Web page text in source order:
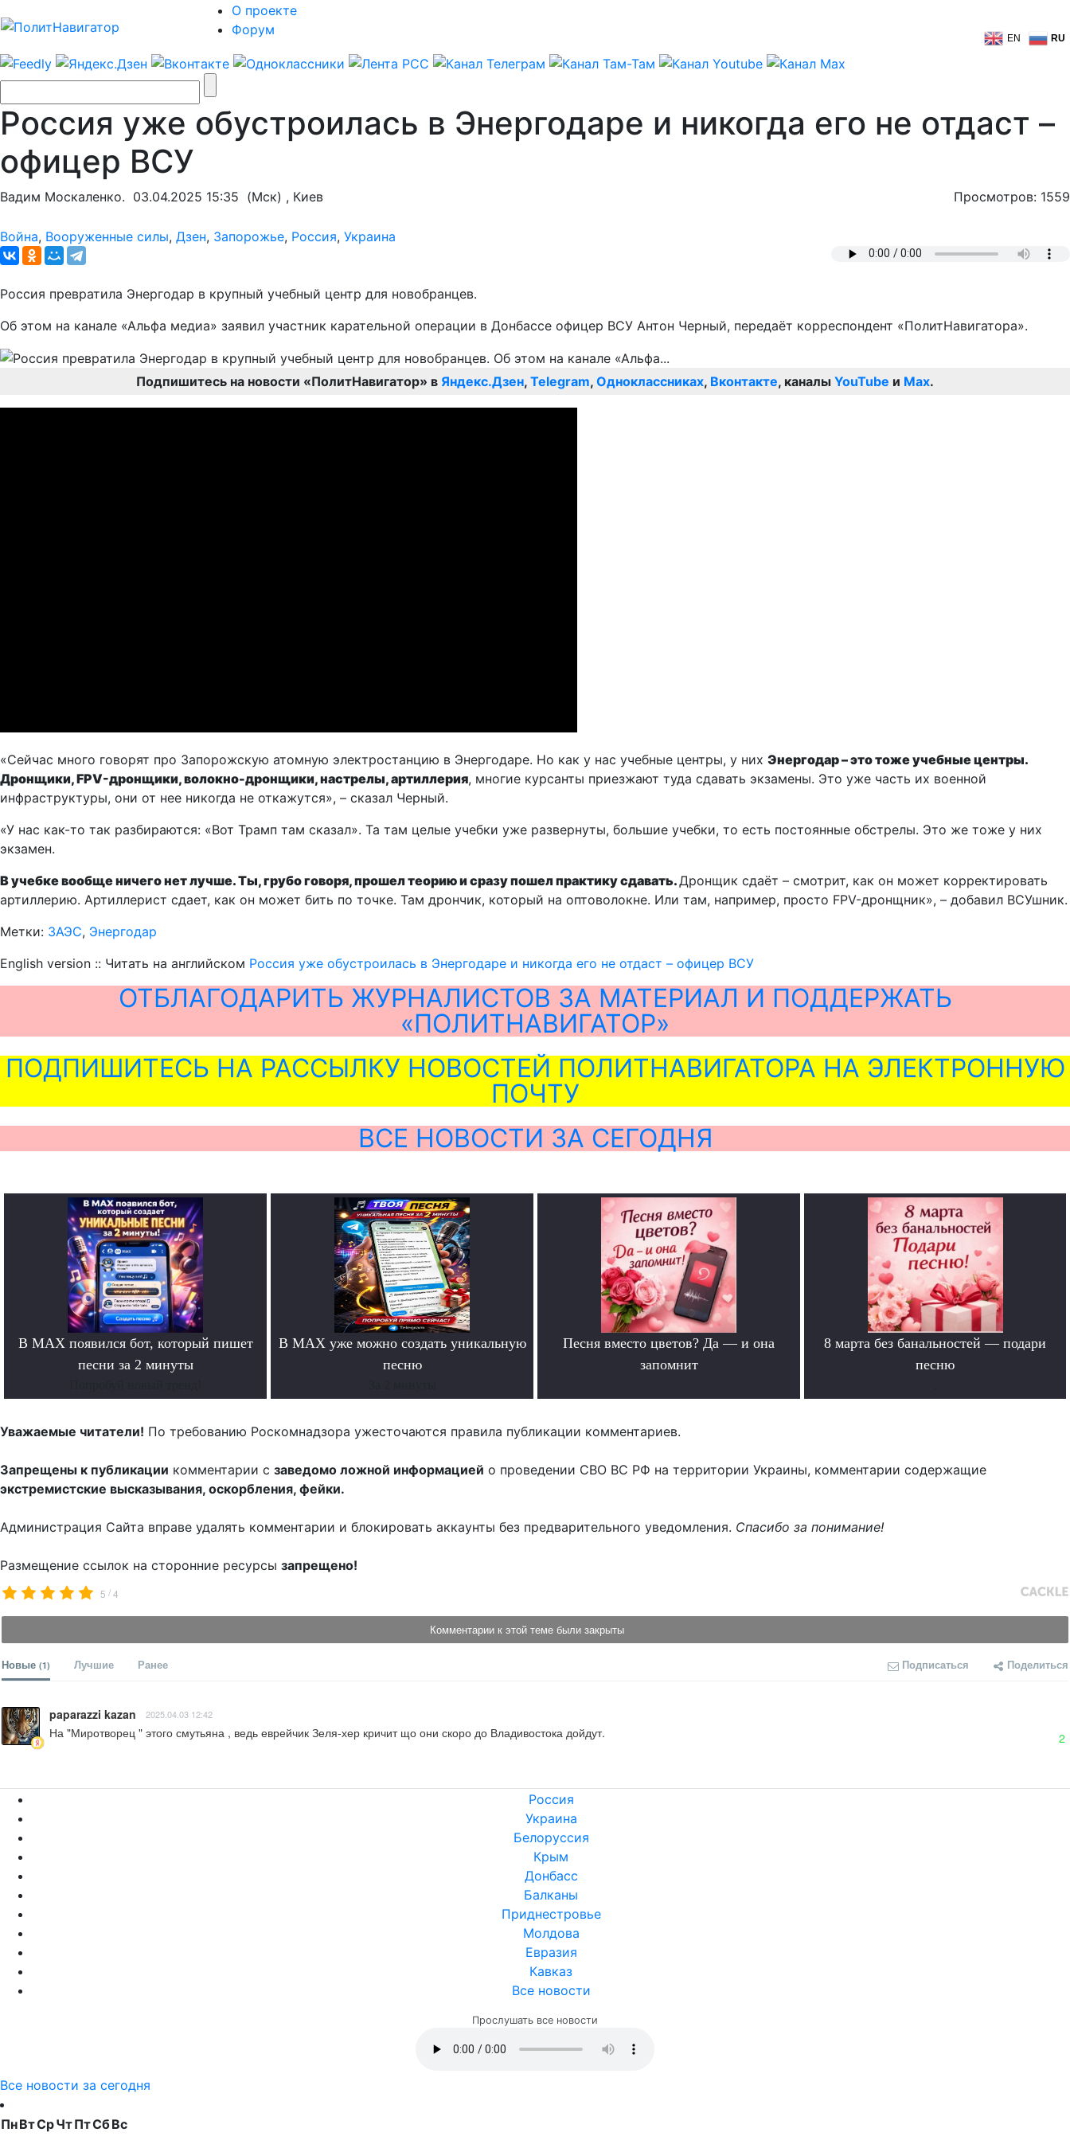
О проекте
Форум
EN RU
Россия уже обустроилась в Энергодаре и никогда его не отдаст –
офицер ВСУ
Вадим Москаленко. 03.04.2025 15:35 (Мск) , Киев Просмотров: 1559
Война, Вооруженные силы, Дзен, Запорожье, Россия, Украина
Россия превратила Энергодар в крупный учебный центр для новобранцев.
Об этом на канале «Альфа медиа» заявил участник карательной операции в Донбассе офицер ВСУ Антон Черный, передаёт корреспондент «ПолитНавигатора».
Подпишитесь на новости «ПолитНавигатор» в Яндекс.Дзен, Telegram, Одноклассниках, Вконтакте, каналы YouTube и Max.
«Сейчас много говорят про Запорожскую атомную электростанцию в Энергодаре. Но как у нас учебные центры, у них Энергодар – это тоже учебные центры.
Дронщики, FPV-дронщики, волокно-дронщики, настрелы, артиллерия, многие курсанты приезжают туда сдавать экзамены. Это уже часть их военной
инфраструктуры, они от нее никогда не откажутся», – сказал Черный.
«У нас как-то так разбираются: «Вот Трамп там сказал». Та там целые учебки уже развернуты, большие учебки, то есть постоянные обстрелы. Это же тоже у них
экзамен.
В учебке вообще ничего нет лучше. Ты, грубо говоря, прошел теорию и сразу пошел практику сдавать.Дронщик сдаёт – смотрит, как он может корректировать
артиллерию. Артиллерист сдает, как он может бить по точке. Там дрончик, который на оптоволокне. Или там, например, просто FPV-дронщник», – добавил ВСУшник.
Метки: ЗАЭС, Энергодар
English version :: Читать на английском Россия уже обустроилась в Энергодаре и никогда его не отдаст – офицер ВСУ
ОТБЛАГОДАРИТЬ ЖУРНАЛИСТОВ ЗА МАТЕРИАЛ И ПОДДЕРЖАТЬ
«ПОЛИТНАВИГАТОР»
ПОДПИШИТЕСЬ НА РАССЫЛКУ НОВОСТЕЙ ПОЛИТНАВИГАТОРА НА ЭЛЕКТРОННУЮ
ПОЧТУ
ВСЕ НОВОСТИ ЗА СЕГОДНЯ
В MAX появился бот, который пишет
песни за 2 минуты
В MAX уже можно создать уникальную
песню
Песня вместо цветов? Да — и она
запомнит
8 марта без банальностей — подари
песню
Уважаемые читатели! По требованию Роскомнадзора ужесточаются правила публикации комментариев.
Запрещены к публикации комментарии с заведомо ложной информацией о проведении СВО ВС РФ на территории Украины, комментарии содержащие
экстремистские высказывания, оскорбления, фейки.
Администрация Сайта вправе удалять комментарии и блокировать аккаунты без предварительного уведомления. Спасибо за понимание!
Размещение ссылок на сторонние ресурсы запрещено!
5 /4
Комментарии к этой теме были закрыты
Новые (1) Лучшие Ранее Подписаться Поделиться
paparazzi kazan 2025.04.03 12:42
На "Миротворец " этого смутьяна , ведь еврейчик Зеля-хер кричит що они скоро до Владивостока дойдут. 2
Россия
Украина
Белоруссия
Крым
Донбасс
Балканы
Приднестровье
Молдова
Евразия
Кавказ
Все новости
Прослушать все новости
Все новости за сегодня
ПнВтСрЧтПтСбВс